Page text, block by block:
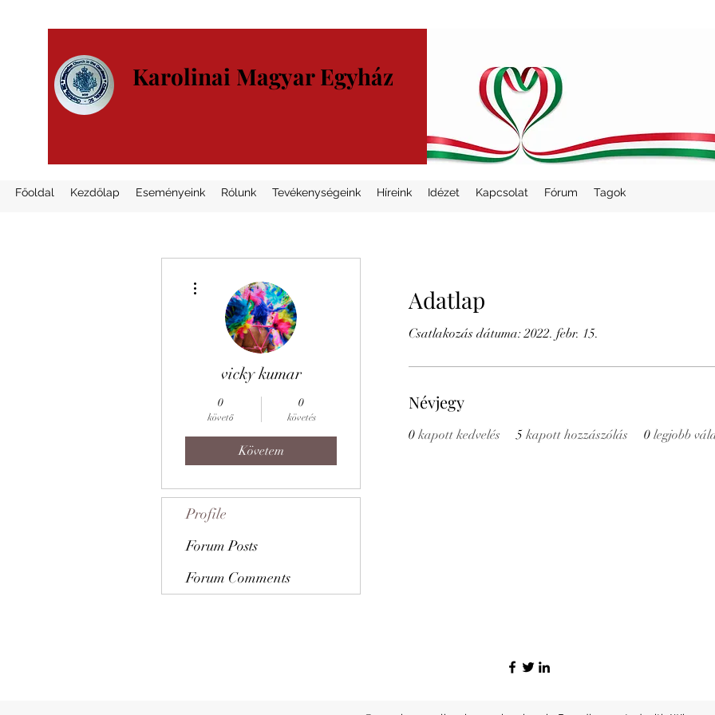
Karolinai Magyar Egyház
Főoldal Kezdőlap Eseményeink Rólunk Tevékenységeink Híreink Idézet Kapcsolat Fórum Tagok
Adatlap
Csatlakozás dátuma: 2022. febr. 15.
Névjegy
0 kapott kedvelés 5 kapott hozzászólás 0 legjobb
vicky kumar
0
követő
0
követés
Követem
Profile
Forum Posts
Forum Comments